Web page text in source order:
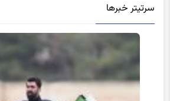
سرتیتر خبرها